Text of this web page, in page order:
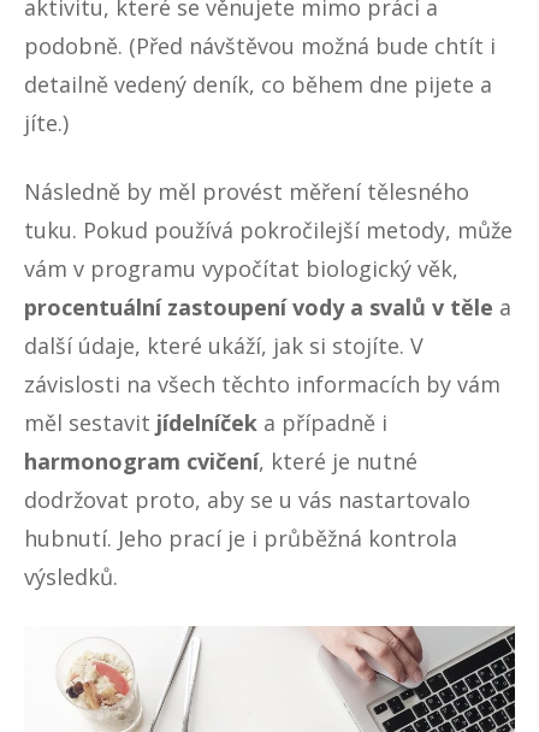
aktivitu, které se věnujete mimo práci a
podobně. (Před návštěvou možná bude chtít i
detailně vedený deník, co během dne pijete a
jíte.)
Následně by měl provést měření tělesného
tuku. Pokud používá pokročilejší metody, může
vám v programu vypočítat biologický věk,
procentuální zastoupení vody a svalů v těle a
další údaje, které ukáží, jak si stojíte. V
závislosti na všech těchto informacích by vám
měl sestavit jídelníček a případně i
harmonogram cvičení, které je nutné
dodržovat proto, aby se u vás nastartovalo
hubnutí. Jeho prací je i průběžná kontrola
výsledků.